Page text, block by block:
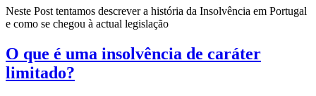
Neste Post tentamos descrever a história da Insolvência em Portugal
e como se chegou à actual legislação
O que é uma insolvência de caráter
limitado?